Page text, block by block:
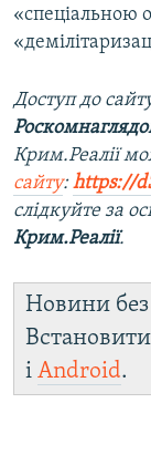
«спеціальною
Доступ до
Крим.Реалії
сайту:https://
слідкуйте за
Крим.Реалії.​
Новини без
Встановити
і Android.